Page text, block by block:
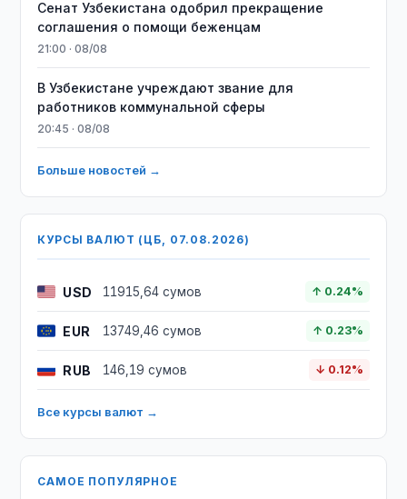
Сенат Узбекистана одобрил прекращение
соглашения о помощи беженцам
21:00 · 08/08
В Узбекистане учреждают звание для
работников коммунальной сферы
20:45 · 08/08
Больше новостей →
КУРСЫ ВАЛЮТ (ЦБ, 07.08.2026)
USD 11915,64 сумов ↑ 0.24%
EUR 13749,46 сумов ↑ 0.23%
RUB 146,19 сумов ↓ 0.12%
Все курсы валют →
САМОЕ ПОПУЛЯРНОЕ